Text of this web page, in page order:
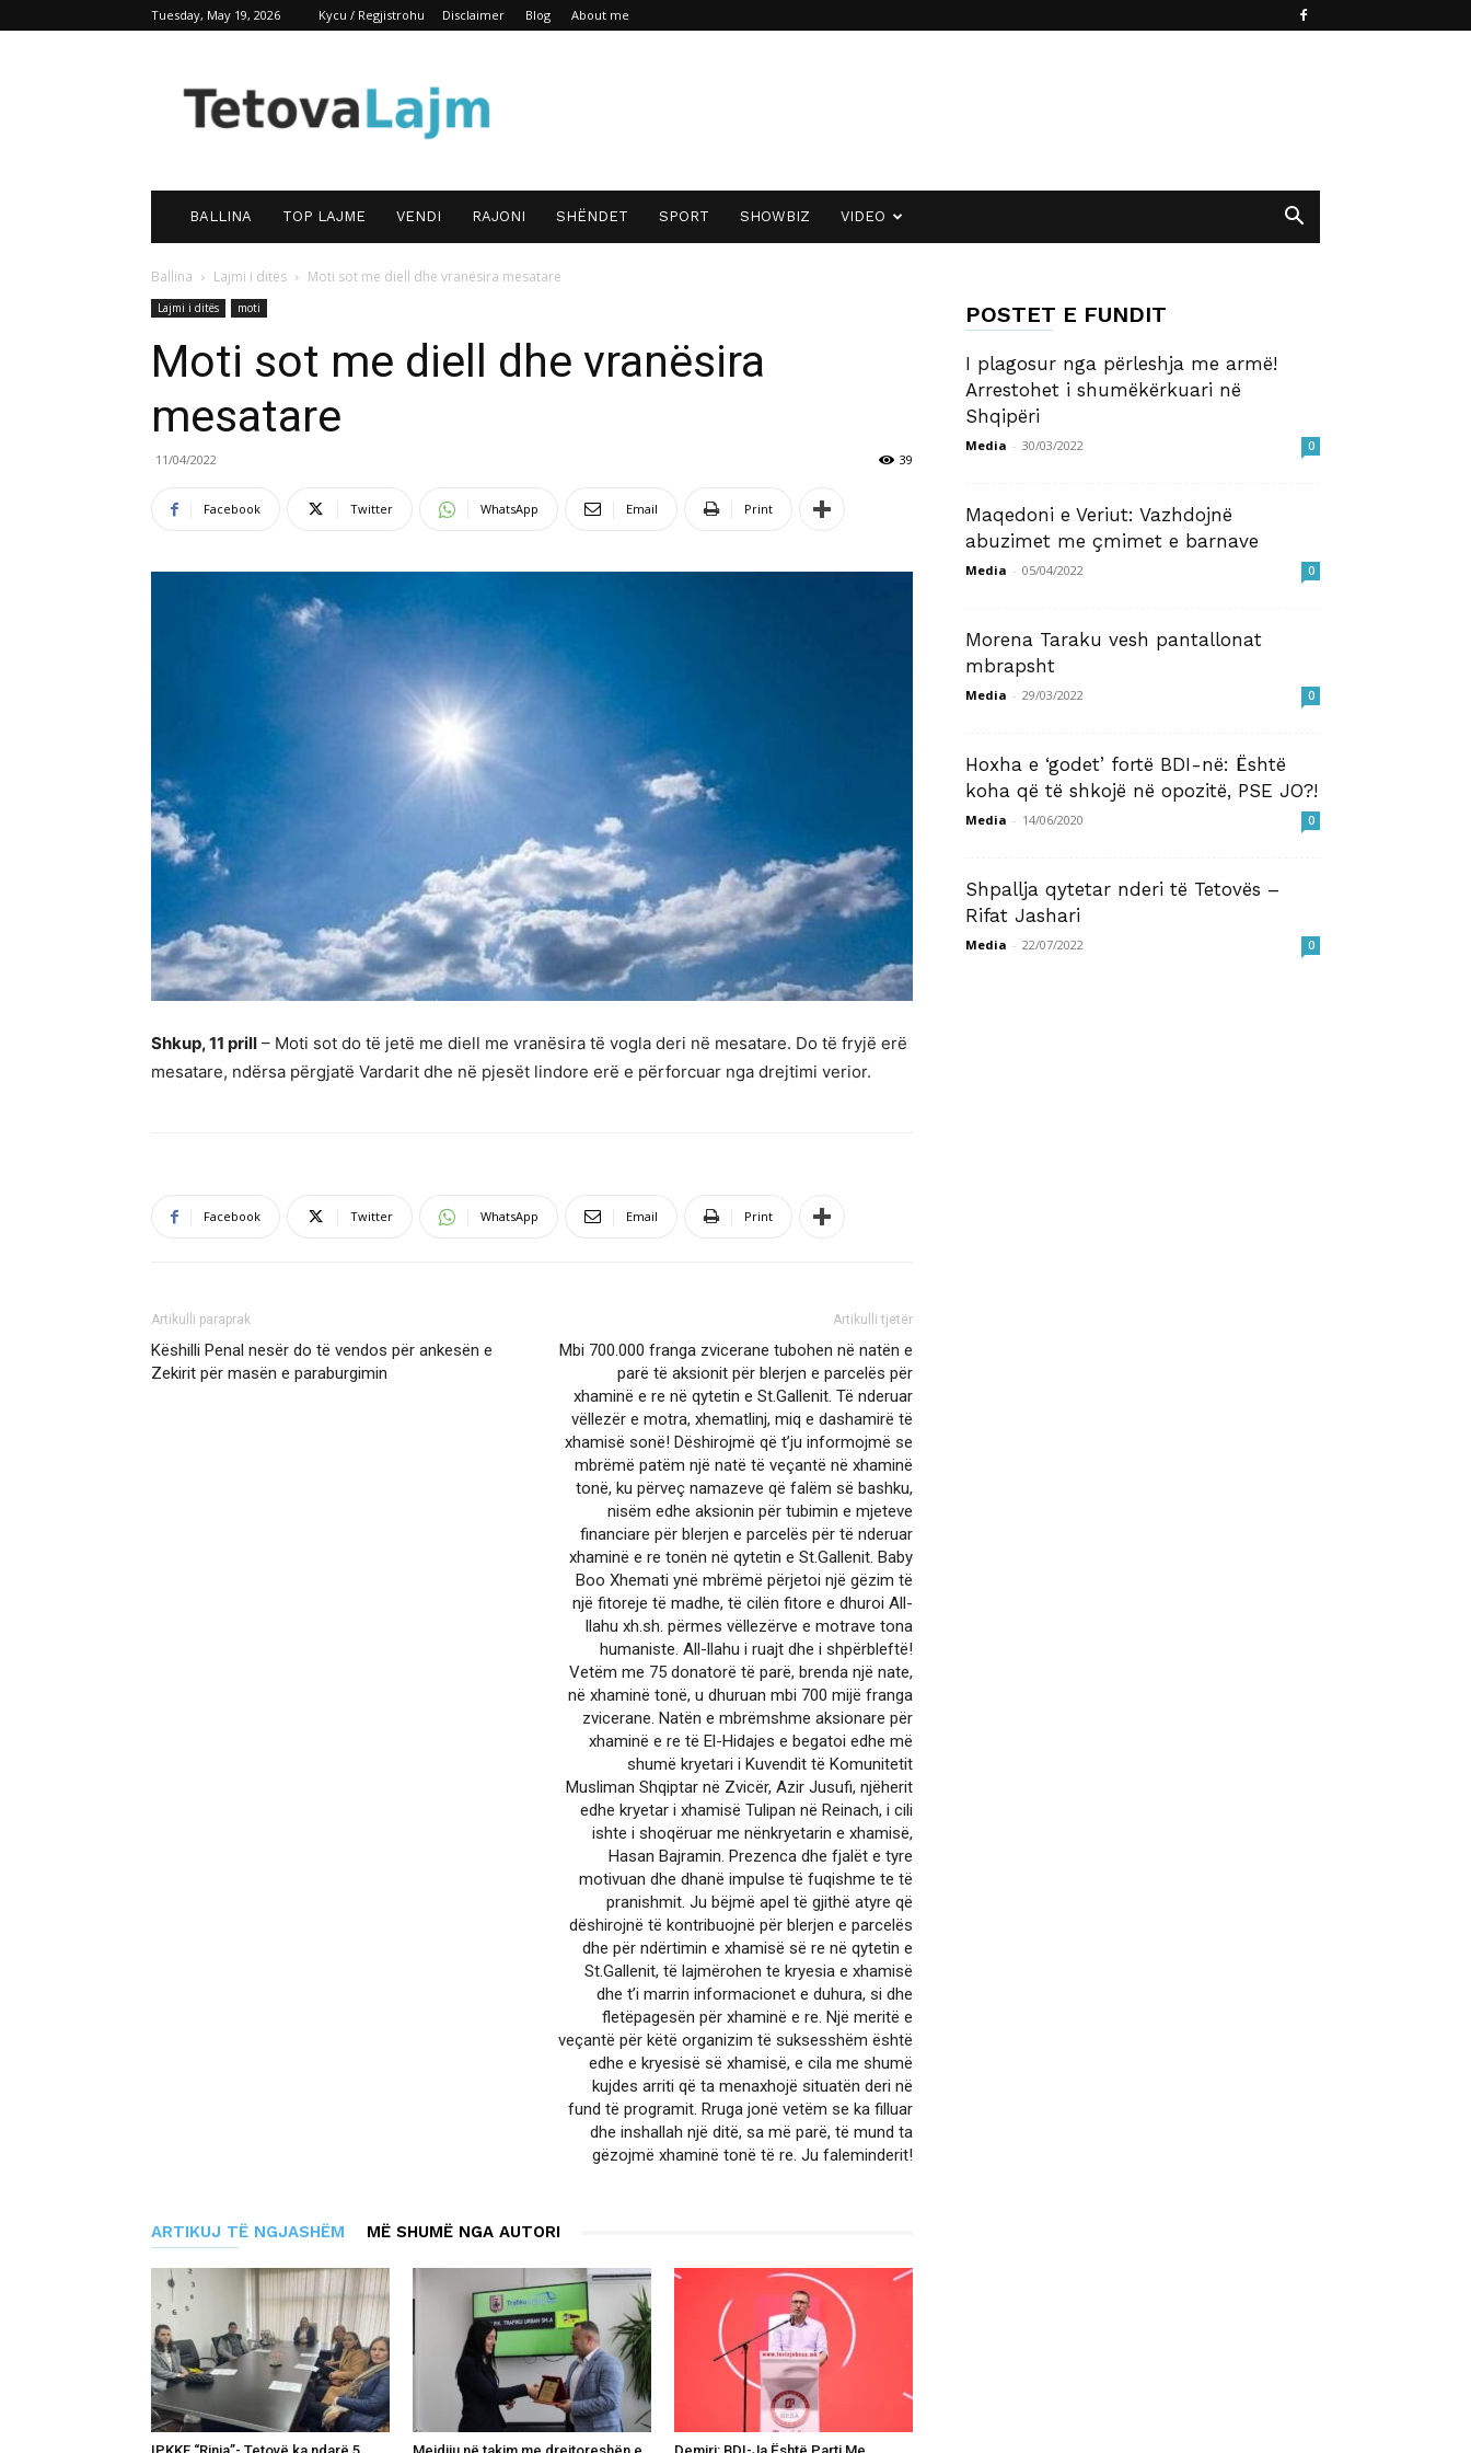
Tuesday, May 19, 2026 Kycu / Regjistrohu Disclaimer Blog About me
BALLINA TOP LAJME VENDI RAJONI SHËNDET SPORT SHOWBIZ VIDEO
Ballina Lajmi i ditës Moti sot me diell dhe vranësira mesatare
Lajmi i ditës moti
Moti sot me diell dhe vranësira
mesatare
11/04/2022 39
Facebook Twitter WhatsApp Email Print
Shkup, 11 prill – Moti sot do të jetë me diell me vranësira të vogla deri në mesatare. Do të fryjë erë
mesatare, ndërsa përgjatë Vardarit dhe në pjesët lindore erë e përforcuar nga drejtimi verior.
Facebook Twitter WhatsApp Email Print
Artikulli paraprak
Këshilli Penal nesër do të vendos për ankesën e
Zekirit për masën e paraburgimin
Artikulli tjetër
Mbi 700.000 franga zvicerane tubohen në natën e
parë të aksionit për blerjen e parcelës për
xhaminë e re në qytetin e St.Gallenit. Të nderuar
vëllezër e motra, xhematlinj, miq e dashamirë të
xhamisë sonë! Dëshirojmë që t’ju informojmë se
mbrëmë patëm një natë të veçantë në xhaminë
tonë, ku përveç namazeve që falëm së bashku,
nisëm edhe aksionin për tubimin e mjeteve
financiare për blerjen e parcelës për të nderuar
xhaminë e re tonën në qytetin e St.Gallenit. Baby
Boo Xhemati ynë mbrëmë përjetoi një gëzim të
një fitoreje të madhe, të cilën fitore e dhuroi All-
llahu xh.sh. përmes vëllezërve e motrave tona
humaniste. All-llahu i ruajt dhe i shpërbleftë!
Vetëm me 75 donatorë të parë, brenda një nate,
në xhaminë tonë, u dhuruan mbi 700 mijë franga
zvicerane. Natën e mbrëmshme aksionare për
xhaminë e re të El-Hidajes e begatoi edhe më
shumë kryetari i Kuvendit të Komunitetit
Musliman Shqiptar në Zvicër, Azir Jusufi, njëherit
edhe kryetar i xhamisë Tulipan në Reinach, i cili
ishte i shoqëruar me nënkryetarin e xhamisë,
Hasan Bajramin. Prezenca dhe fjalët e tyre
motivuan dhe dhanë impulse të fuqishme te të
pranishmit. Ju bëjmë apel të gjithë atyre që
dëshirojnë të kontribuojnë për blerjen e parcelës
dhe për ndërtimin e xhamisë së re në qytetin e
St.Gallenit, të lajmërohen te kryesia e xhamisë
dhe t’i marrin informacionet e duhura, si dhe
fletëpagesën për xhaminë e re. Një meritë e
veçantë për këtë organizim të suksesshëm është
edhe e kryesisë së xhamisë, e cila me shumë
kujdes arriti që ta menaxhojë situatën deri në
fund të programit. Rruga jonë vetëm se ka filluar
dhe inshallah një ditë, sa më parë, të mund ta
gëzojmë xhaminë tonë të re. Ju faleminderit!
ARTIKUJ TË NGJASHËM MË SHUMË NGA AUTORI
POSTET E FUNDIT
I plagosur nga përleshja me armë!
Arrestohet i shumëkërkuari në
Shqipëri
Media - 30/03/2022 0
Maqedoni e Veriut: Vazhdojnë
abuzimet me çmimet e barnave
Media - 05/04/2022 0
Morena Taraku vesh pantallonat
mbrapsht
Media - 29/03/2022 0
Hoxha e ‘godet’ fortë BDI-në: Është
koha që të shkojë në opozitë, PSE JO?!
Media - 14/06/2020 0
Shpallja qytetar nderi të Tetovës –
Rifat Jashari
Media - 22/07/2022 0